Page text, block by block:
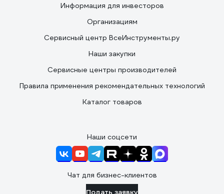
Информация для инвесторов
Организациям
Сервисный центр ВсеИнструменты.ру
Наши закупки
Сервисные центры производителей
Правила применения рекомендательных технологий
Каталог товаров
Наши соцсети
Чат для бизнес-клиентов
Подать заявку